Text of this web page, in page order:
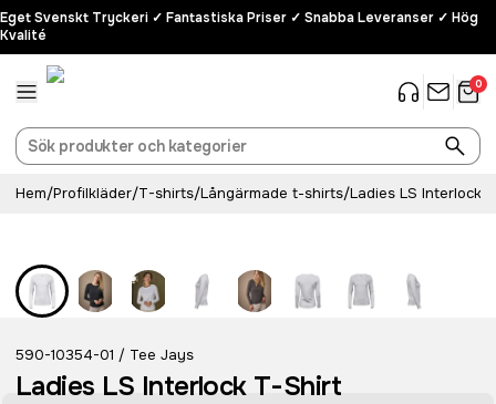
Eget Svenskt Tryckeri ✓ Fantastiska Priser ✓ Snabba Leveranser ✓ Hög
Kvalité
0
Hem/Profilkläder/T-shirts/Långärmade t-shirts/Ladies LS Interlock
590-10354-01 / Tee Jays
Ladies LS Interlock T-Shirt